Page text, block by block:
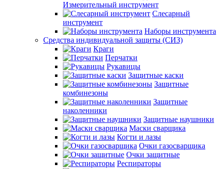
Измерительный инструмент
Слесарный
инструмент
Наборы инструмента
Средства индивидуальной защиты (СИЗ)
Краги
Перчатки
Рукавицы
Защитные каски
Защитные
комбинезоны
Защитные
наколенники
Защитные наушники
Маски сварщика
Когти и лазы
Очки газосварщика
Очки защитные
Респираторы